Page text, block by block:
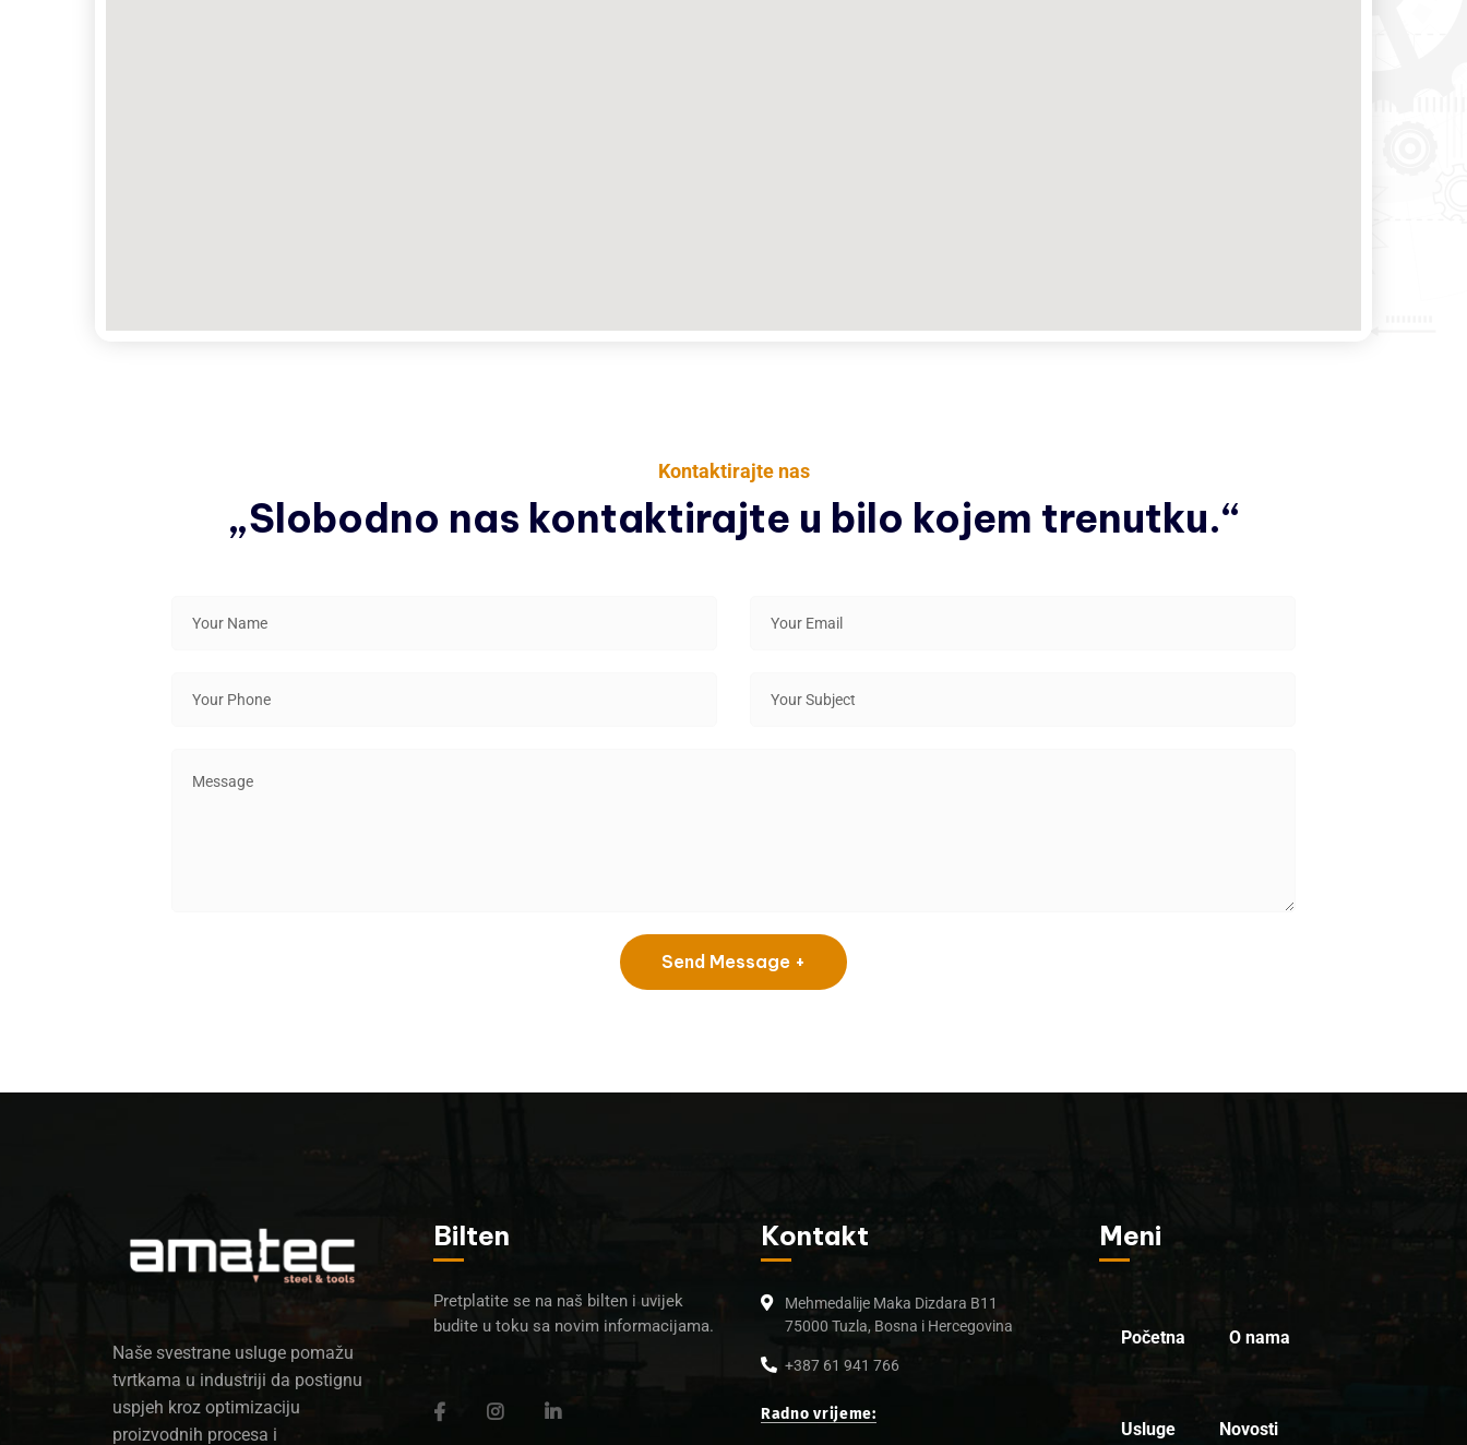
Kontaktirajte nas
„Slobodno nas kontaktirajte u bilo kojem trenutku.“
Naše svestrane usluge pomažu
tvrtkama u industriji da postignu
uspjeh kroz optimizaciju
proizvodnih procesa i
Bilten
Pretplatite se na naš bilten i uvijek
budite u toku sa novim informacijama.
Kontakt
Mehmedalije Maka Dizdara B11
75000 Tuzla, Bosna i Hercegovina
+387 61 941 766
Radno vrijeme:
Meni
Početna O nama
Usluge Novosti